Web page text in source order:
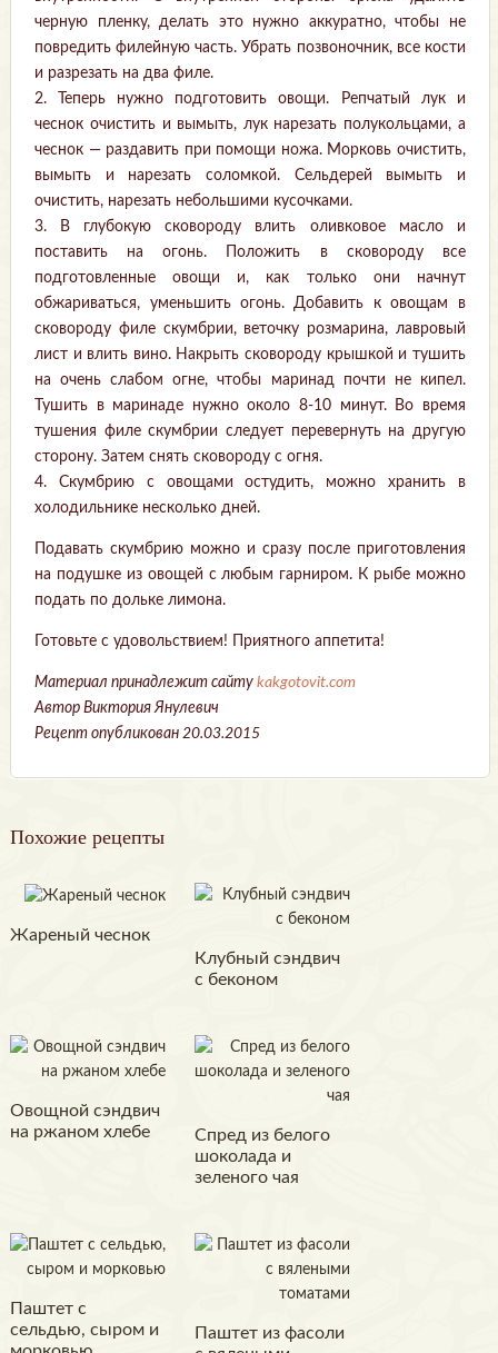
черную пленку, делать это нужно аккуратно, чтобы не
повредить филейную часть. Убрать позвоночник, все кости
и разрезать на два филе.
2. Теперь нужно подготовить овощи. Репчатый лук и
чеснок очистить и вымыть, лук нарезать полукольцами, а
чеснок — раздавить при помощи ножа. Морковь очистить,
вымыть и нарезать соломкой. Сельдерей вымыть и
очистить, нарезать небольшими кусочками.
3. В глубокую сковороду влить оливковое масло и
поставить на огонь. Положить в сковороду все
подготовленные овощи и, как только они начнут
обжариваться, уменьшить огонь. Добавить к овощам в
сковороду филе скумбрии, веточку розмарина, лавровый
лист и влить вино. Накрыть сковороду крышкой и тушить
на очень слабом огне, чтобы маринад почти не кипел.
Тушить в маринаде нужно около 8-10 минут. Во время
тушения филе скумбрии следует перевернуть на другую
сторону. Затем снять сковороду с огня.
4. Скумбрию с овощами остудить, можно хранить в
холодильнике несколько дней.
Подавать скумбрию можно и сразу после приготовления
на подушке из овощей с любым гарниром. К рыбе можно
подать по дольке лимона.
Готовьте с удовольствием! Приятного аппетита!
Материал принадлежит сайтуkakgotovit.com
Автор Виктория Янулевич
Рецепт опубликован 20.03.2015
Похожие рецепты
Жареный чеснок
Клубный сэндвич
с беконом
Овощной сэндвич
на ржаном хлебе
Спред из белого
шоколада и
зеленого чая
Паштет с
сельдью, сыром и
Паштет из фасоли